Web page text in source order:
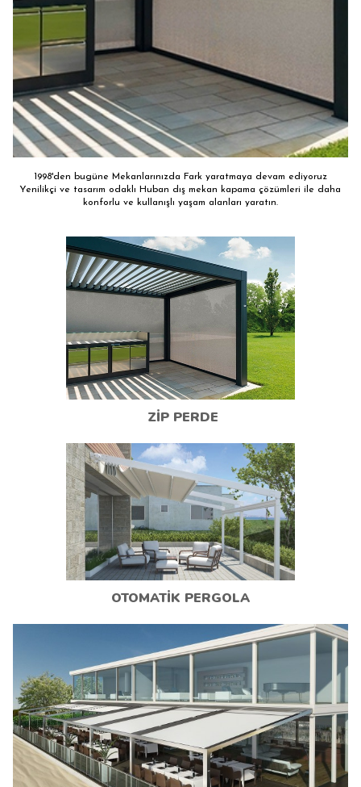
1998'den bugüne Mekanlarınızda Fark yaratmaya devam ediyoruz
Yenilikçi ve tasarım odaklı Huban dış mekan kapama çözümleri ile daha
konforlu ve kullanışlı yaşam alanları yaratın.
ZIP PERDE
OTOMATIK PERGOLA